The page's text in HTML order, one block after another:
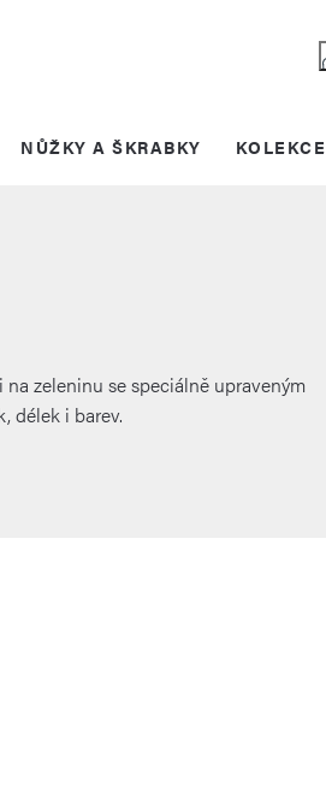
NŮŽKY A ŠKRABKY KOLEKCE
zeleninu se speciálně upraveným
délek i barev.